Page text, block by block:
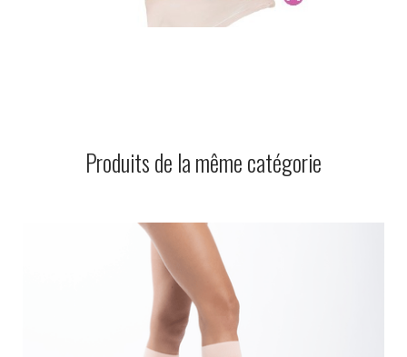
Produits de la même catégorie